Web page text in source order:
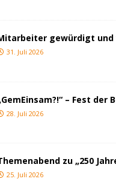
gewürdigt und
31. Juli 2026
– Fest der
28. Juli 2026
zu „250
25. Juli 2026